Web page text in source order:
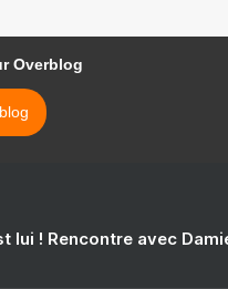
Overblog
lui ! Rencontre avec